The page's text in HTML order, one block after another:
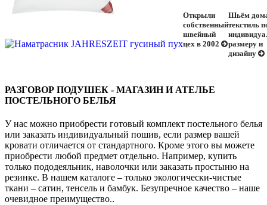
Открыли
собственный
швейный
цех в 2002
Шьём
текстиль
размеру и
дизайну
РАЗГОВОР ПОДУШЕК - МАГАЗИН И АТЕЛЬЕ
ПОСТЕЛЬНОГО БЕЛЬЯ
У нас можно приобрести готовый комплект постельного белья
или заказать индивидуальный пошив, если размер вашей
кровати отличается от стандартного. Кроме этого вы можете
приобрести любой предмет отдельно. Например, купить
только пододеяльник, наволочки или заказать простыню на
резинке. В нашем каталоге – только экологически-чистые
ткани – сатин, тенсель и бамбук. Безупречное качество – наше
очевидное преимущество..